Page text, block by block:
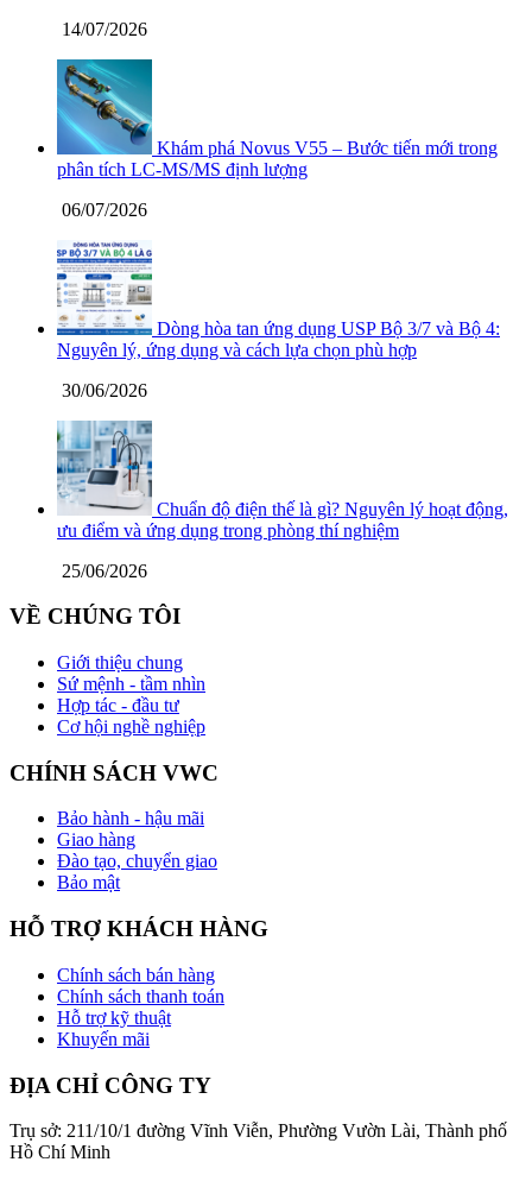
14/07/2026
Khám phá Novus V55 – Bước tiến mới trong
phân tích LC-MS/MS định lượng
06/07/2026
Dòng hòa tan ứng dụng USP Bộ 3/7 và Bộ 4:
Nguyên lý, ứng dụng và cách lựa chọn phù hợp
30/06/2026
Chuẩn độ điện thế là gì? Nguyên lý hoạt động,
ưu điểm và ứng dụng trong phòng thí nghiệm
25/06/2026
VỀ CHÚNG TÔI
Giới thiệu chung
Sứ mệnh - tầm nhìn
Hợp tác - đầu tư
Cơ hội nghề nghiệp
CHÍNH SÁCH VWC
Bảo hành - hậu mãi
Giao hàng
Đào tạo, chuyển giao
Bảo mật
HỖ TRỢ KHÁCH HÀNG
Chính sách bán hàng
Chính sách thanh toán
Hỗ trợ kỹ thuật
Khuyến mãi
ĐỊA CHỈ CÔNG TY
Trụ sở: 211/10/1 đường Vĩnh Viễn, Phường Vườn Lài, Thành phố
Hồ Chí Minh